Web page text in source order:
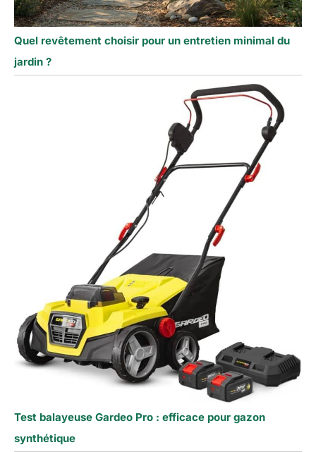
Quel revêtement choisir pour un entretien minimal du
jardin ?
Test balayeuse Gardeo Pro : efficace pour gazon
synthétique